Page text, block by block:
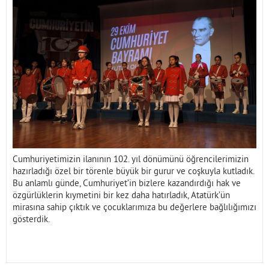
İletişim
Cumhuriyetimizin ilanının 102. yıl dönümünü öğrencilerimizin
hazırladığı özel bir törenle büyük bir gurur ve coşkuyla kutladık.
Bu anlamlı günde, Cumhuriyet’in bizlere kazandırdığı hak ve
özgürlüklerin kıymetini bir kez daha hatırladık, Atatürk’ün
mirasına sahip çıktık ve çocuklarımıza bu değerlere bağlılığımızı
gösterdik.